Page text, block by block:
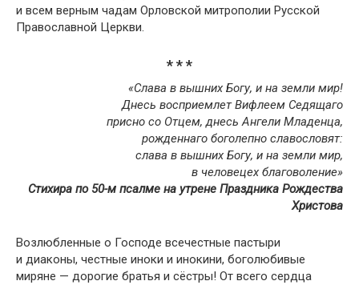
и всем верным чадам Орловской митрополии Русской
Православной Церкви.
* * *
«Слава в вышних Богу, и на земли мир!
Днесь восприемлет Вифлеем Седящаго
присно со Отцем, днесь Ангели Младенца,
рожденнаго боголепно славословят:
слава в вышних Богу, и на земли мир,
в человецех благоволение»
Стихира по 50-м псалме на утрене Праздника Рождества
Христова
Возлюбленные о Господе всечестные пастыри
и диаконы, честные иноки и инокини, боголюбивые
миряне — дорогие братья и сёстры! От всего сердца